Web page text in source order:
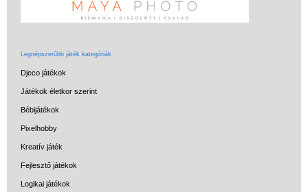
Legnépszerűbb játék kategóriák
Djeco játékok
Játékok életkor szerint
Bébijátékok
Pixelhobby
Kreatív játék
Fejlesztő játékok
Logikai játékok